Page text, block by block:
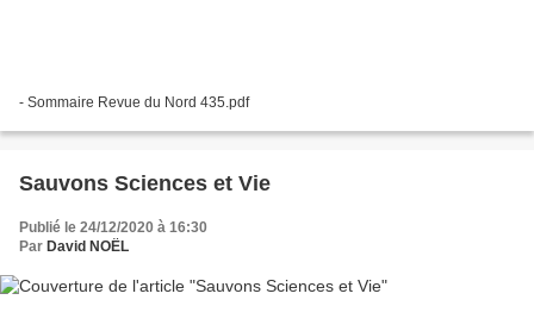
- Sommaire Revue du Nord 435.pdf
Sauvons Sciences et Vie
Publié le 24/12/2020 à 16:30
Par David NOËL